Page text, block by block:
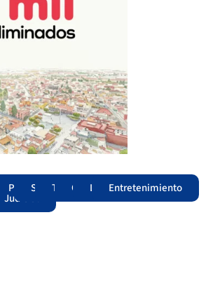
Poder
Judicial
SeguridadTrámites
OpiniónLomitosEntretenimiento